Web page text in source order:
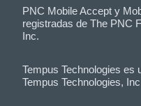
PNC Mobile Accept y
registradas de The PNC
Inc.
Tempus Technologies es
Tempus Technologies,